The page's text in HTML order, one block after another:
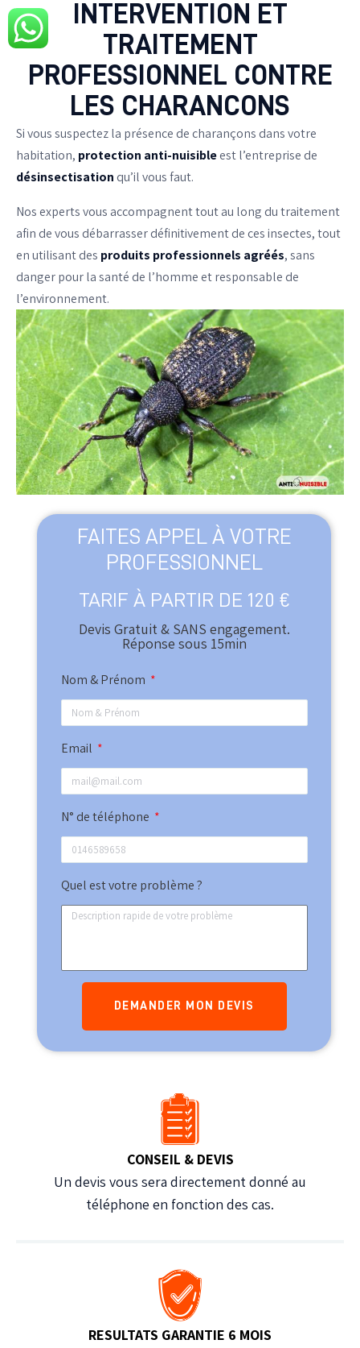
PROTECTION ANTI-NUISIBLE
NOUS CONTACTER
EN SAVOIR PLUS
INTERVENTION ET
TRAITEMENT
PROFESSIONNEL CONTRE
LES CHARANCONS
Si vous suspectez la présence de charançons dans votre
habitation, protection anti-nuisible est l’entreprise de
désinsectisation qu’il vous faut.
Nos experts vous accompagnent tout au long du traitement
afin de vous débarrasser définitivement de ces insectes, tout
en utilisant des produits professionnels agréés, sans
danger pour la santé de l’homme et responsable de
l’environnement.
FAITES APPEL À VOTRE
PROFESSIONNEL
TARIF À PARTIR DE 120 €
Devis Gratuit & SANS engagement.
Réponse sous 15min​
Nom & Prénom
Email
N° de téléphone
Quel est votre problème ?
DEMANDER MON DEVIS
CONSEIL & DEVIS
Un devis vous sera directement donné au
téléphone en fonction des cas.
RESULTATS GARANTIE 6 MOIS